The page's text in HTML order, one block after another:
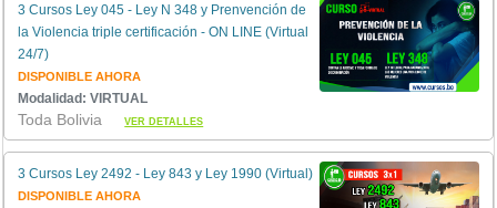
3 Cursos Ley 045 - Ley N 348 y Prenvención de
la Violencia triple certificación - ON LINE (Virtual
24/7)
DISPONIBLE AHORA
Modalidad: VIRTUAL
Toda BoliviaVER DETALLES
3 Cursos Ley 2492 - Ley 843 y Ley 1990 (Virtual)
DISPONIBLE AHORA